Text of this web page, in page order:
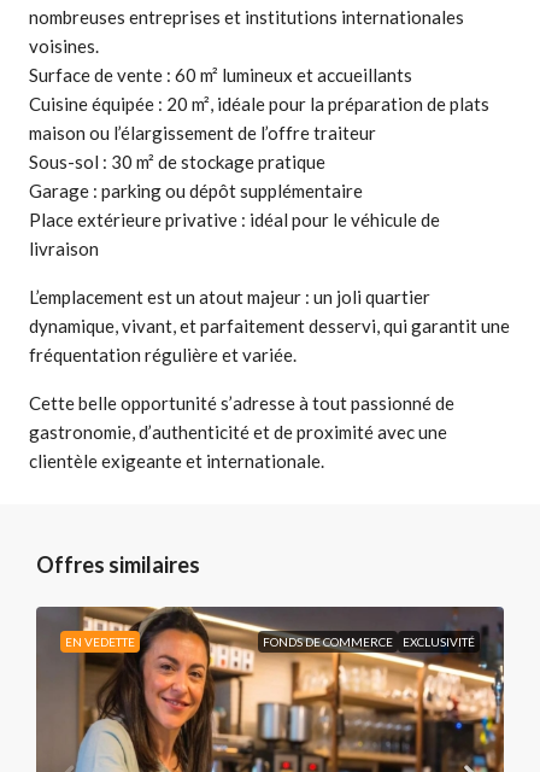
nombreuses entreprises et institutions internationales
voisines.
Surface de vente : 60 m² lumineux et accueillants
Cuisine équipée : 20 m², idéale pour la préparation de plats
maison ou l’élargissement de l’offre traiteur
Sous-sol : 30 m² de stockage pratique
Garage : parking ou dépôt supplémentaire
Place extérieure privative : idéal pour le véhicule de
livraison
L’emplacement est un atout majeur : un joli quartier
dynamique, vivant, et parfaitement desservi, qui garantit une
fréquentation régulière et variée.
Cette belle opportunité s’adresse à tout passionné de
gastronomie, d’authenticité et de proximité avec une
clientèle exigeante et internationale.
Offres similaires
EN VEDETTE FONDS DE COMMERCE EXCLUSIVITÉ